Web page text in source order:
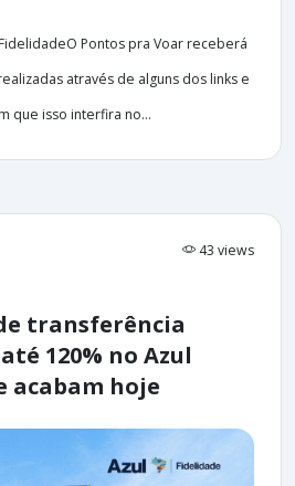
Pontos pra Voar receberá
através de alguns dos links e
que isso interfira no...
43 views
transferência
120% no Azul
acabam hoje